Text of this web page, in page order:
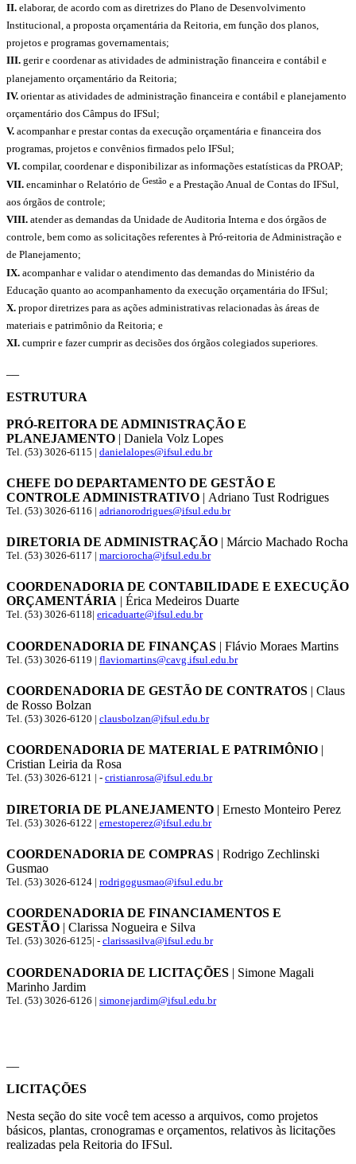
II. elaborar, de acordo com as diretrizes do Plano de Desenvolvimento
Institucional, a proposta orçamentária da Reitoria, em função dos planos,
projetos e programas governamentais;
III. gerir e coordenar as atividades de administração financeira e contábil e
planejamento orçamentário da Reitoria;
IV. orientar as atividades de administração financeira e contábil e planejamento
orçamentário dos Câmpus do IFSul;
V. acompanhar e prestar contas da execução orçamentária e financeira dos
programas, projetos e convênios firmados pelo IFSul;
VI. compilar, coordenar e disponibilizar as informações estatísticas da PROAP;
VII. encaminhar o Relatório de Gestão e a Prestação Anual de Contas do IFSul,
aos órgãos de controle;
VIII. atender as demandas da Unidade de Auditoria Interna e dos órgãos de
controle, bem como as solicitações referentes à Pró-reitoria de Administração e
de Planejamento;
IX. acompanhar e validar o atendimento das demandas do Ministério da
Educação quanto ao acompanhamento da execução orçamentária do IFSul;
X. propor diretrizes para as ações administrativas relacionadas às áreas de
materiais e patrimônio da Reitoria; e
XI. cumprir e fazer cumprir as decisões dos órgãos colegiados superiores.
ESTRUTURA
PRÓ-REITORA DE ADMINISTRAÇÃO E
PLANEJAMENTO | Daniela Volz Lopes
Tel. (53) 3026-6115 | danielalopes@ifsul.edu.br
CHEFE DO DEPARTAMENTO DE GESTÃO E
CONTROLE ADMINISTRATIVO | Adriano Tust Rodrigues
Tel. (53) 3026-6116 | adrianorodrigues@ifsul.edu.br
DIRETORIA DE ADMINISTRAÇÃO | Márcio Machado Rocha
Tel. (53) 3026-6117 | marciorocha@ifsul.edu.br
COORDENADORIA DE CONTABILIDADE E EXECUÇÃO
ORÇAMENTÁRIA | Érica Medeiros Duarte
Tel. (53) 3026-6118| ericaduarte@ifsul.edu.br
COORDENADORIA DE FINANÇAS | Flávio Moraes Martins
Tel. (53) 3026-6119 | flaviomartins@cavg.ifsul.edu.br
COORDENADORIA DE GESTÃO DE CONTRATOS | Claus
de Rosso Bolzan
Tel. (53) 3026-6120 | clausbolzan@ifsul.edu.br
COORDENADORIA DE MATERIAL E PATRIMÔNIO
Cristian Leiria da Rosa
Tel. (53) 3026-6121 | - cristianrosa@ifsul.edu.br
DIRETORIA DE PLANEJAMENTO | Ernesto Monteiro Perez
Tel. (53) 3026-6122 | ernestoperez@ifsul.edu.br
COORDENADORIA DE COMPRAS | Rodrigo Zechlinski
Gusmao
Tel. (53) 3026-6124 | rodrigogusmao@ifsul.edu.br
COORDENADORIA DE FINANCIAMENTOS E
GESTÃO | Clarissa Nogueira e Silva
Tel. (53) 3026-6125| - clarissasilva@ifsul.edu.br
COORDENADORIA DE LICITAÇÕES | Simone Magali
Marinho Jardim
Tel. (53) 3026-6126 | simonejardim@ifsul.edu.br
LICITAÇÕES
Nesta seção do site você tem acesso a arquivos, como projetos
básicos, plantas, cronogramas e orçamentos, relativos às licitações
realizadas pela Reitoria do IFSul.